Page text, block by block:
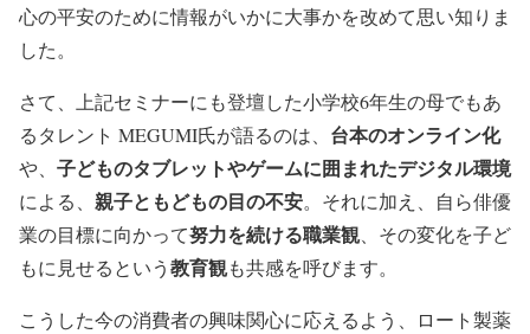
心の平安のために情報がいかに大事かを改めて思い知りま
した。
さて、上記セミナーにも登壇した小学校6年生の母でもあ
るタレント MEGUMI氏が語るのは、 台本のオンライン化
や、 子どものタブレットやゲームに囲まれたデジタル環境
による、 親子ともどもの目の不安。それに加え、自ら俳優
業の目標に向かって努力を続ける職業観、その変化を子ど
もに見せるという教育観も共感を呼びます。
こうした今の消費者の興味関心に応えるよう、ロート製薬